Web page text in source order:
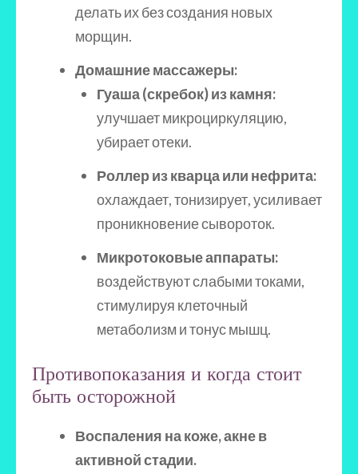
делать их без создания новых
морщин.
Домашние массажеры:
Гуаша (скребок) из камня:
улучшает микроциркуляцию,
убирает отеки.
Роллер из кварца или нефрита:
охлаждает, тонизирует, усиливает
проникновение сывороток.
Микротоковые аппараты:
воздействуют слабыми токами,
стимулируя клеточный
метаболизм и тонус мышц.
Противопоказания и когда стоит
быть осторожной
Воспаления на коже, акне в
активной стадии.